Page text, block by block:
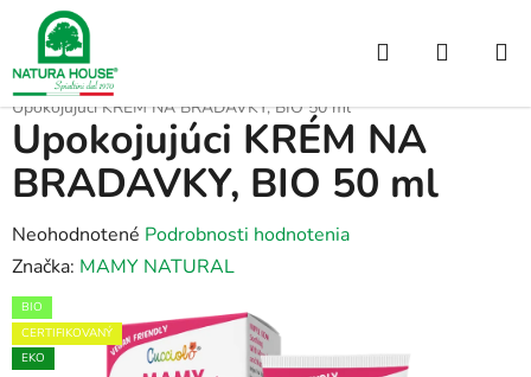
Prejsť
obsah
Hľadať
Domov
/ DETI A MAMIČKY
Upokojujúci KRÉM NA BRADAVKY, BIO 50 ml
Upokojujúci KRÉM NA
BRADAVKY, BIO 50 ml
Priemerné
hodnotenie
produktu
je
0,0
Neohodnotené Podrobnosti hodnotenia
Značka: MAMY NATURAL
BIO
CERTIFIKOVANÝ
EKO